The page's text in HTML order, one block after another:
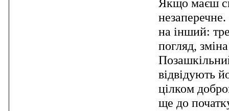
Якщо маєш
на інший:
погляд,
відвідують
цілком
ще до